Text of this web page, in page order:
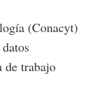
(Conacyt)
de trabajo